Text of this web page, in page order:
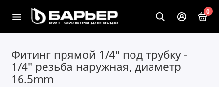
0
Фитинг прямой 1/4" под трубку -
1/4" резьба наружная, диаметр
16.5mm